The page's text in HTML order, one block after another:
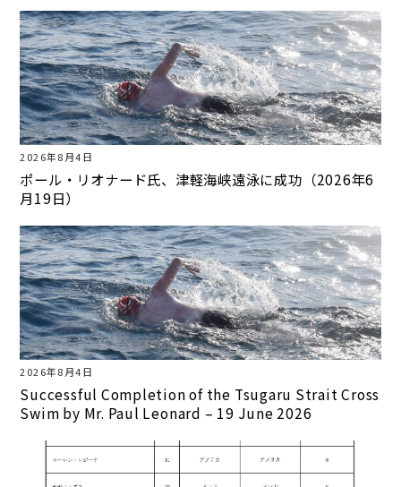
2026年8月4日
ポール・リオナード氏、津軽海峡遠泳に成功（2026年6
月19日）
2026年8月4日
Successful Completion of the Tsugaru Strait Cross
Swim by Mr. Paul Leonard – 19 June 2026